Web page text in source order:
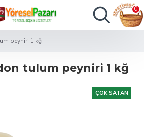
0
peyniri 1 kğ
tulum peyniri 1 kğ
ÇOK SATAN